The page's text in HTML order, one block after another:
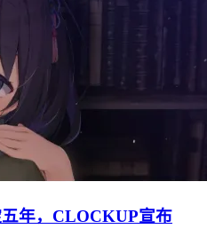
年，CLOCKUP宣布